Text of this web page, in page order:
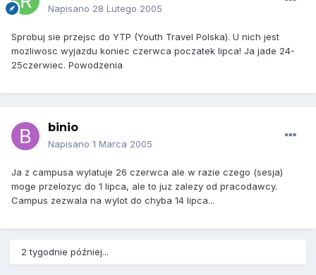
Napisano 28 Lutego 2005
Sprobuj sie przejsc do YTP (Youth Travel Polska). U nich jest
mozliwosc wyjazdu koniec czerwca poczatek lipca! Ja jade 24-
25czerwiec. Powodzenia
binio
Napisano 1 Marca 2005
Ja z campusa wylatuje 26 czerwca ale w razie czego (sesja)
moge przelozyc do 1 lipca, ale to juz zalezy od pracodawcy.
Campus zezwala na wylot do chyba 14 lipca...
2 tygodnie później...